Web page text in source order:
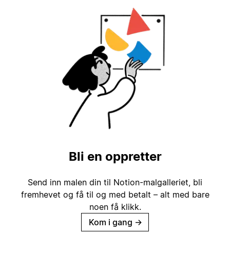
Bli en oppretter
Send inn malen din til Notion-malgalleriet, bli
fremhevet og få til og med betalt – alt med bare
noen få klikk.
Kom i gang →